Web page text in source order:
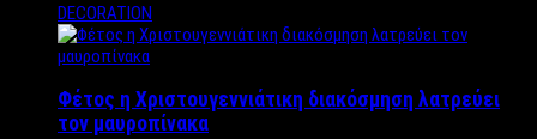
DECORATION
Φέτος η Χριστουγεννιάτικη διακόσμηση λατρεύει
τον μαυροπίνακα